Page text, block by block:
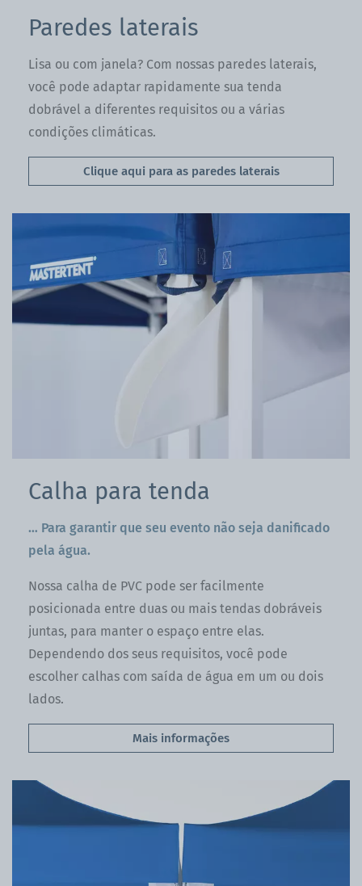
Paredes laterais
Lisa ou com janela? Com nossas paredes laterais,
você pode adaptar rapidamente sua tenda
dobrável a diferentes requisitos ou a várias
condições climáticas.
Clique aqui para as paredes laterais
Calha para tenda
… Para garantir que seu evento não seja danificado
pela água.
Nossa calha de PVC pode ser facilmente
posicionada entre duas ou mais tendas dobráveis
juntas, para manter o espaço entre elas.
Dependendo dos seus requisitos, você pode
escolher calhas com saída de água em um ou dois
lados.
Mais informações